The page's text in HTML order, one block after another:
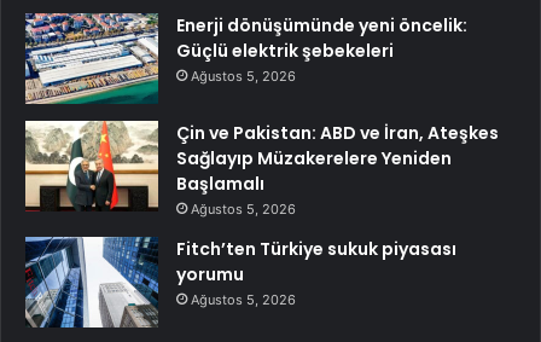
Enerji dönüşümünde yeni öncelik:
Güçlü elektrik şebekeleri
Ağustos 5, 2026
Çin ve Pakistan: ABD ve İran, Ateşkes
Sağlayıp Müzakerelere Yeniden
Başlamalı
Ağustos 5, 2026
Fitch’ten Türkiye sukuk piyasası
yorumu
Ağustos 5, 2026